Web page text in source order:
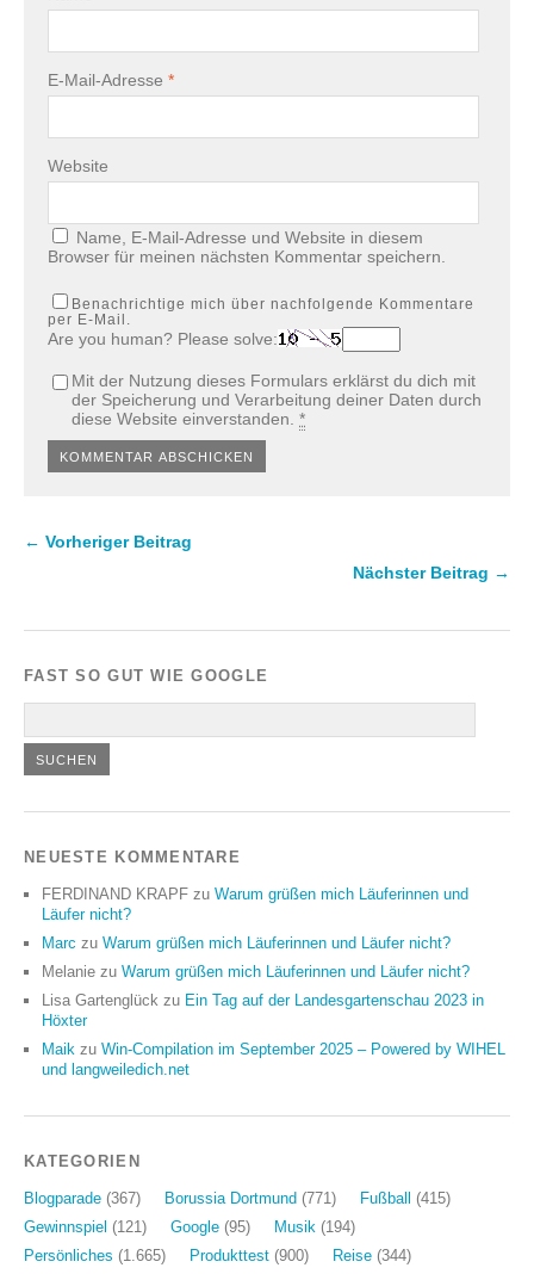
E-Mail-Adresse *
Website
Name, E-Mail-Adresse und Website in diesem
Browser für meinen nächsten Kommentar speichern.
Benachrichtige mich über nachfolgende Kommentare
per E-Mail.
Are you human? Please solve:
Mit der Nutzung dieses Formulars erklärst du dich mit
der Speicherung und Verarbeitung deiner Daten durch
diese Website einverstanden. *
← Vorheriger Beitrag
Nächster Beitrag →
FAST SO GUT WIE GOOGLE
NEUESTE KOMMENTARE
FERDINAND KRAPF zu Warum grüßen mich Läuferinnen und
Läufer nicht?
Marc zu Warum grüßen mich Läuferinnen und Läufer nicht?
Melanie zu Warum grüßen mich Läuferinnen und Läufer nicht?
Lisa Gartenglück zu Ein Tag auf der Landesgartenschau 2023 in
Höxter
Maik zu Win-Compilation im September 2025 – Powered by WIHEL
und langweiledich.net
KATEGORIEN
Blogparade (367) Borussia Dortmund (771) Fußball
(415)
Gewinnspiel (121) Google (95) Musik (194)
Persönliches (1.665) Produkttest (900) Reise (344)